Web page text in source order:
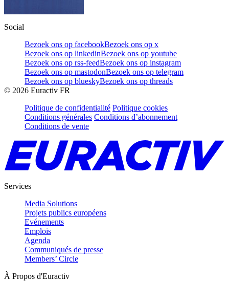
Social
Bezoek ons op facebookBezoek ons op x
Bezoek ons op linkedinBezoek ons op youtube
Bezoek ons op rss-feedBezoek ons op instagram
Bezoek ons op mastodonBezoek ons op telegram
Bezoek ons op blueskyBezoek ons op threads
© 2026 Euractiv FR
Politique de confidentialité Politique cookies
Conditions générales Conditions d’abonnement
Conditions de vente
Services
Media Solutions
Projets publics européens
Evénements
Emplois
Agenda
Communiqués de presse
Members’ Circle
À Propos d'Euractiv